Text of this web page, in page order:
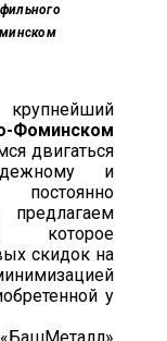
Фоминском
двигаться
и
постоянно
которое
скидок на
у